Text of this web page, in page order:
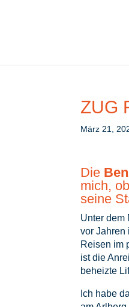
ZUG
März 21,
Die
mich,
seine
Unter dem
vor
Reisen im
ist die
beheizte
Ich habe